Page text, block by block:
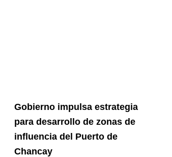
Gobierno impulsa estrategia
para desarrollo de zonas de
influencia del Puerto de
Chancay